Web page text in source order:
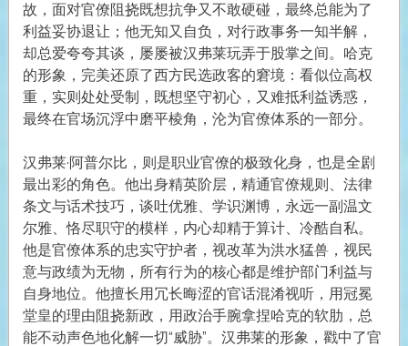
故，面对官僚阻挠既想抗争又不敢硬碰，最终总能为了
利益妥协退让；他无知又自负，对行政事务一知半解，
却总爱夸夸其谈，屡屡被汉弗莱玩弄于股掌之间。哈克
的形象，完美还原了西方民选政客的窘境：看似位高权
重，实则处处受制，既想坚守初心，又难抵利益诱惑，
最终在官场沉浮中磨平棱角，沦为官僚体系的一部分。
汉弗莱·阿普尔比，则是职业官僚的极致化身，也是全剧
最出彩的角色。他出身精英阶层，精通官僚规则、法律
条文与话术技巧，谈吐优雅、学识渊博，永远一副温文
尔雅、恪尽职守的模样，内心却精于算计、冷酷自私。
他是官僚体系的忠实守护者，视改革为洪水猛兽，视民
意与政绩为无物，所有行为的核心都是维护部门利益与
自身地位。他擅长用冗长晦涩的官话混淆视听，用冠冕
堂皇的理由阻挠新政，用政治手腕拿捏哈克的软肋，总
能不动声色地化解一切“威胁”。汉弗莱的形象，戳中了官